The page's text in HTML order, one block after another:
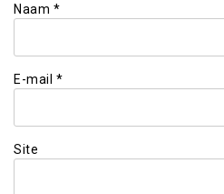
Naam *
E-mail *
Site